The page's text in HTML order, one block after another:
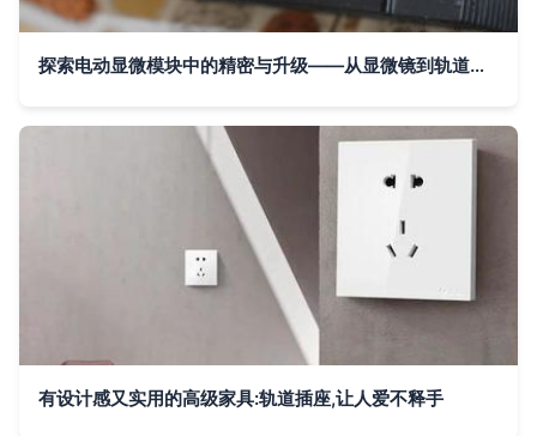
探索电动显微模块中的精密与升级——从显微镜到轨道插座的模块化配置思路
有设计感又实用的高级家具:轨道插座,让人爱不释手